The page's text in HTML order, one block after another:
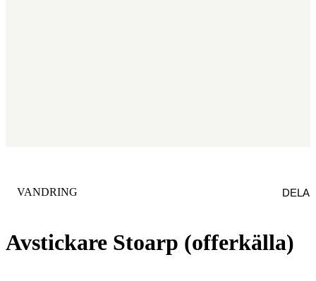
Avstickare Stoarp (offerkälla)
KATEGORI:
VANDRING DELA